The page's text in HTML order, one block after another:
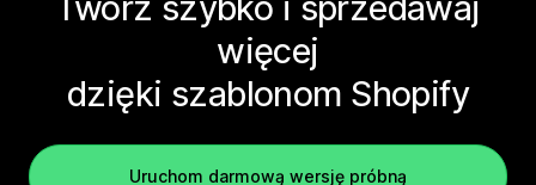
więcej
dzięki szablonom Shopify
Uruchom darmową wersję próbną